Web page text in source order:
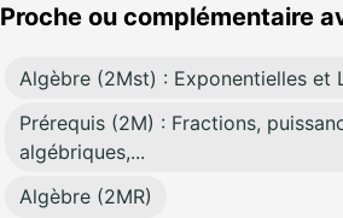
Proche ou complémentaire
Algèbre (2Mst) : Exponentielles et
Prérequis (2M) : Fractions,
algébriques,...
Algèbre (2MR)